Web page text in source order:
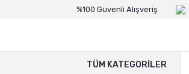
%100 Güvenli Alışveriş
TÜM KATEGORİLER